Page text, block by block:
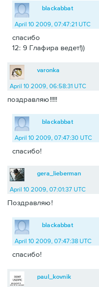
blackabbat
April 10 2009, 07:47:21 UTC
спасибо
12: 9 Глафира ведет!))
varonka
April 10 2009, 06:58:31 UTC
поздравляю!!!!!
blackabbat
April 10 2009, 07:47:30 UTC
спасибо!
gera_lieberman
April 10 2009, 07:01:37 UTC
Поздравляю!
blackabbat
April 10 2009, 07:47:38 UTC
спасибо!
paul_kovnik